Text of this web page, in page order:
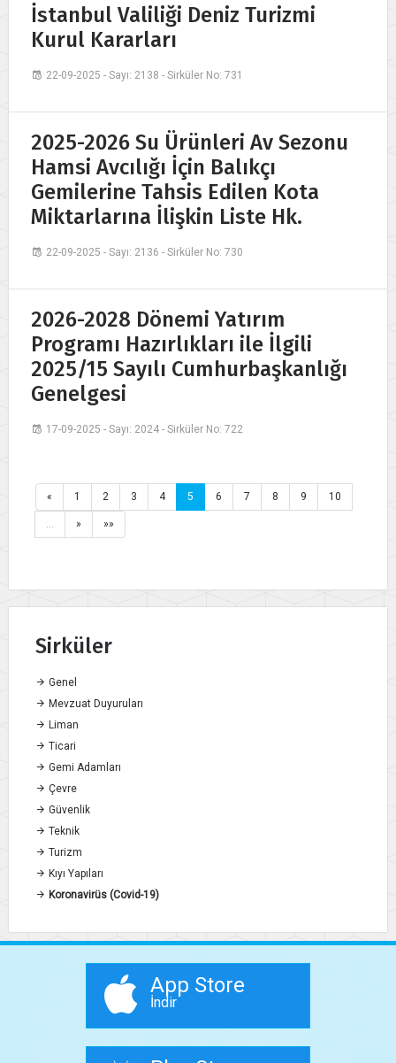
İstanbul Valiliği Deniz Turizmi
Kurul Kararları
22-09-2025 - Sayı: 2138 - Sirküler No: 731
2025-2026 Su Ürünleri Av Sezonu
Hamsi Avcılığı İçin Balıkçı
Gemilerine Tahsis Edilen Kota
Miktarlarına İlişkin Liste Hk.
22-09-2025 - Sayı: 2136 - Sirküler No: 730
2026-2028 Dönemi Yatırım
Programı Hazırlıkları ile İlgili
2025/15 Sayılı Cumhurbaşkanlığı
Genelgesi
17-09-2025 - Sayı: 2024 - Sirküler No: 722
« 1 2 3 4 5 6 7 8 9 10
» »»
Sirküler
Genel
Mevzuat Duyuruları
Liman
Ticari
Gemi Adamları
Çevre
Güvenlik
Teknik
Turizm
Kıyı Yapıları
Koronavirüs (Covid-19)
App Store
İndir